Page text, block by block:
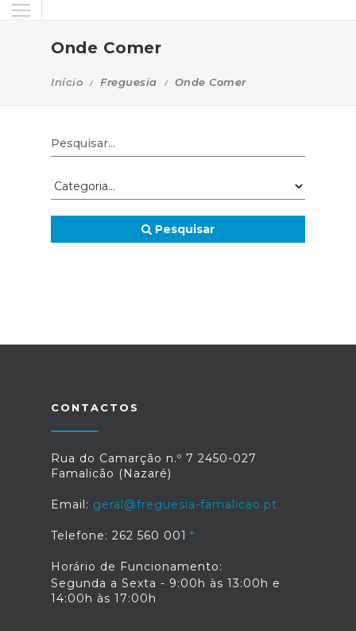
Onde Comer
Início Freguesia Onde Comer
Pesquisar
CONTACTOS
Rua do Camarção n.º 7 2450-027
Famalicão (Nazaré)
Email: geral@freguesia-famalicao.pt
Telefone: 262 560 001
Horário de Funcionamento:
Segunda a Sexta - 9:00h às 13:00h e
14:00h às 17:00h